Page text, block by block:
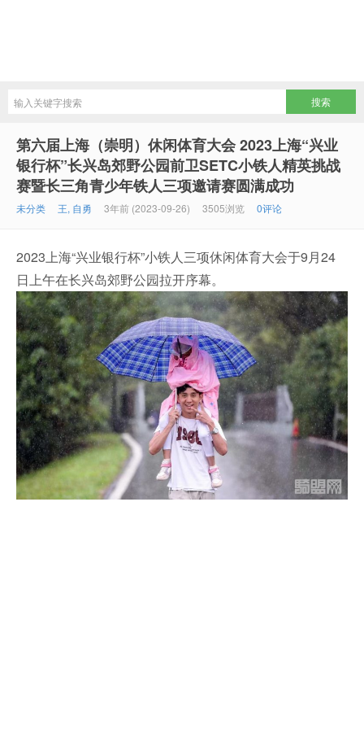
第六届上海（崇明）休闲体育大会 2023上海“兴业
银行杯”长兴岛郊野公园前卫SETC小铁人精英挑战
赛暨长三角青少年铁人三项邀请赛圆满成功
未分类 王, 自勇 3年前 (2023-09-26) 3505浏览 0评论
2023上海“兴业银行杯”小铁人三项休闲体育大会于9月24
日上午在长兴岛郊野公园拉开序幕。